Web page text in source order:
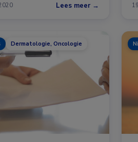
Lees meer →
Dermatologie, Oncologie